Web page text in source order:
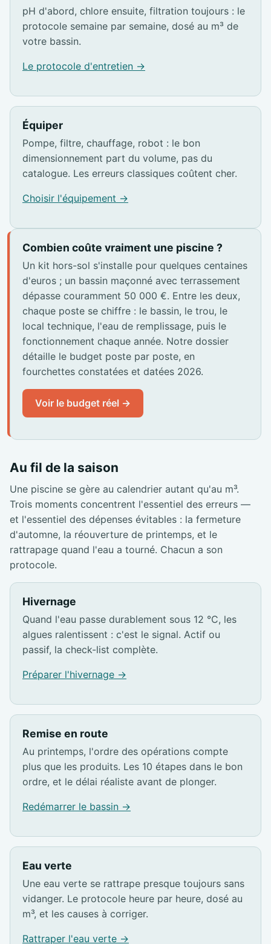
pH d'abord, chlore ensuite, filtration toujours : le
protocole semaine par semaine, dosé au m³ de
votre bassin.
Le protocole d'entretien →
Équiper
Pompe, filtre, chauffage, robot : le bon
dimensionnement part du volume, pas du
catalogue. Les erreurs classiques coûtent cher.
Choisir l'équipement →
Combien coûte vraiment une piscine ?
Un kit hors-sol s'installe pour quelques centaines
d'euros ; un bassin maçonné avec terrassement
dépasse couramment 50 000 €. Entre les deux,
chaque poste se chiffre : le bassin, le trou, le
local technique, l'eau de remplissage, puis le
fonctionnement chaque année. Notre dossier
détaille le budget poste par poste, en
fourchettes constatées et datées 2026.
Voir le budget réel →
Au fil de la saison
Une piscine se gère au calendrier autant qu'au m³.
Trois moments concentrent l'essentiel des erreurs —
et l'essentiel des dépenses évitables : la fermeture
d'automne, la réouverture de printemps, et le
rattrapage quand l'eau a tourné. Chacun a son
protocole.
Hivernage
Quand l'eau passe durablement sous 12 °C, les
algues ralentissent : c'est le signal. Actif ou
passif, la check-list complète.
Préparer l'hivernage →
Remise en route
Au printemps, l'ordre des opérations compte
plus que les produits. Les 10 étapes dans le bon
ordre, et le délai réaliste avant de plonger.
Redémarrer le bassin →
Eau verte
Une eau verte se rattrape presque toujours sans
vidanger. Le protocole heure par heure, dosé au
m³, et les causes à corriger.
Rattraper l'eau verte →